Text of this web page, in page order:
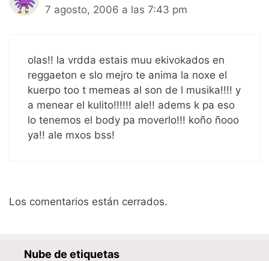
7 agosto, 2006 a las 7:43 pm
olas!! la vrdda estais muu ekivokados en
reggaeton e slo mejro te anima la noxe el
kuerpo too t memeas al son de l musika!!!! y
a menear el kulito!!!!!! ale!! adems k pa eso
lo tenemos el body pa moverlo!!! koño ñooo
ya!! ale mxos bss!
Los comentarios están cerrados.
Nube de etiquetas